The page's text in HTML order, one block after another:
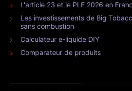
L'article 23 et le PLF 2026 en
Les investissements de Big
sans combustion
Calculateur e-liquide DIY
Comparateur de produits